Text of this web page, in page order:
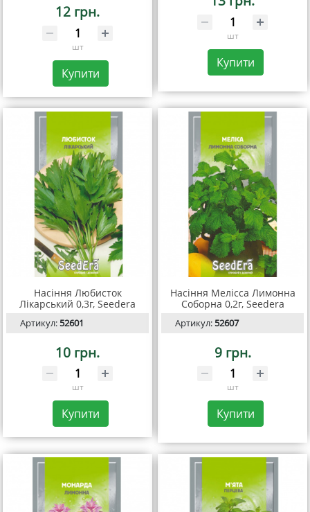
12 грн.
шт
Купити
шт
Купити
Насіння Любисток
Лікарський 0,3г, Seedera
Артикул:52601
10 грн.
шт
Купити
Насіння Мелісса Лимонна
Соборна 0,2г, Seedera
Артикул:52607
9 грн.
шт
Купити